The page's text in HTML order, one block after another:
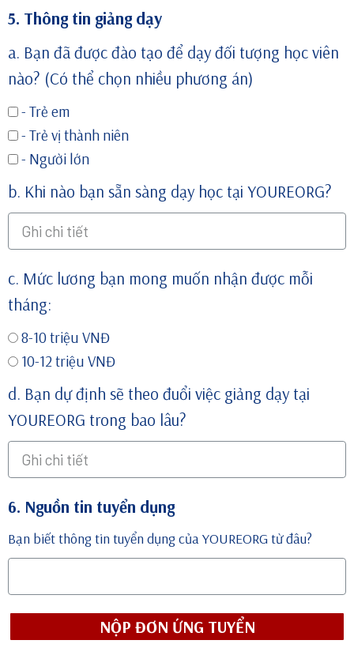
5. Thông tin giảng dạy
a. Bạn đã được đào tạo để dạy đối tượng học viên
nào? (Có thể chọn nhiều phương án)
- Trẻ em
- Trẻ vị thành niên
- Người lớn
b. Khi nào bạn sẵn sàng dạy học tại YOUREORG?
c. Mức lương bạn mong muốn nhận được mỗi
tháng:
8-10 triệu VNĐ
10-12 triệu VNĐ
d. Bạn dự định sẽ theo đuổi việc giảng dạy tại
YOUREORG trong bao lâu?
6. Nguồn tin tuyển dụng
Bạn biết thông tin tuyển dụng của YOUREORG từ đâu?
NỘP ĐƠN ỨNG TUYỂN